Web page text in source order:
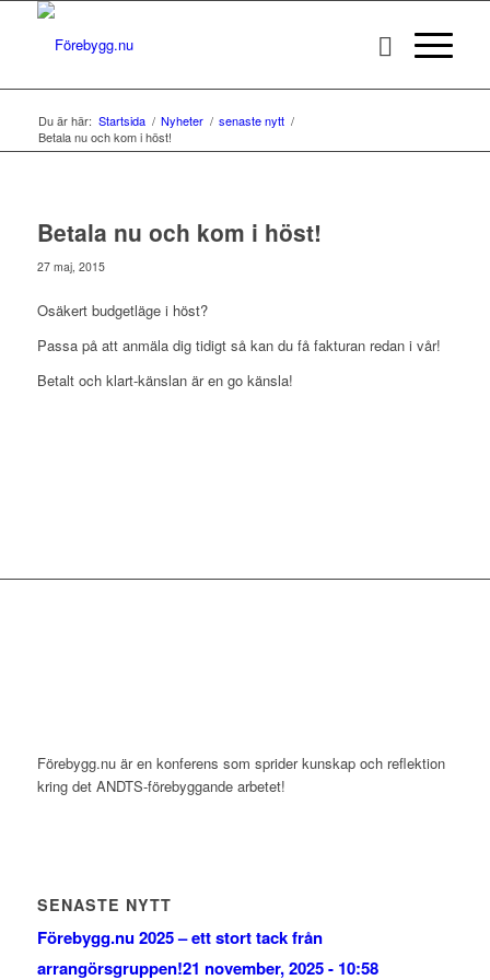
Du är här: Startsida / Nyheter / senaste nytt /
Betala nu och kom i höst!
Betala nu och kom i höst!
27 maj, 2015
Osäkert budgetläge i höst?
Passa på att anmäla dig tidigt så kan du få fakturan redan i vår!
Betalt och klart-känslan är en go känsla!
Förebygg.nu är en konferens som sprider kunskap och reflektion
kring det ANDTS-förebyggande arbetet!
SENASTE NYTT
Förebygg.nu 2025 – ett stort tack från
arrangörsgruppen!21 november, 2025 - 10:58